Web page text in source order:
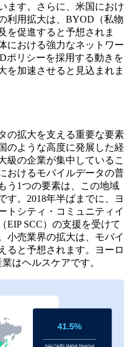
ます。さらに、米国におけ
利用拡大は、BYOD（私物
を促進すると予想されま
における強力なネットワー
ポリシーを採用する動きを
を加速させると見込まれま
の拡大を支える重要な要素
のような高度に発展した経
級の企業が集中しているこ
おけるモバイルデータの普
う1つの要素は、この地域
す。2018年半ばまでに、ヨ
トシティ・コミュニティイ
EIP SCC）の支援を受けて
小売業界の拡大は、モバイ
ると予想されます。ヨーロ
はヘルスケアです。